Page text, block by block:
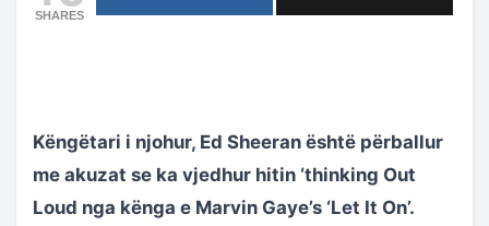
SHARES
Këngëtari i njohur, Ed Sheeran është përballur
me akuzat se ka vjedhur hitin ‘thinking Out
Loud nga kënga e Marvin Gaye’s ‘Let It On’.